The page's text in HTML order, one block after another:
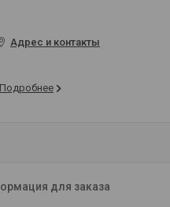
Адрес и контакты
Подробнее
для заказа